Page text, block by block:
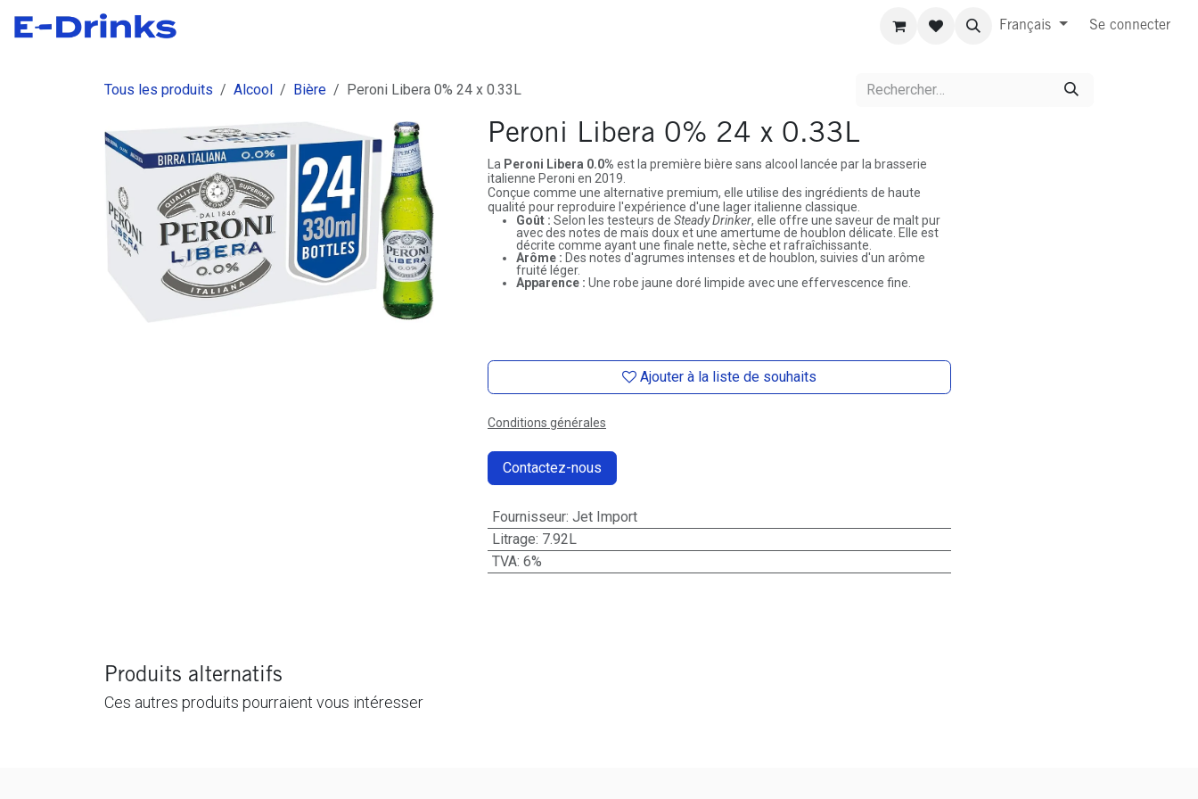
Se rendre au contenu
Français Se connecter
Tous les produits Alcool Bière Peroni Libera 0% 24 x 0.33L
Peroni Libera 0% 24 x 0.33L
La Peroni Libera 0.0% est la première bière sans alcool lancée par la brasserie
italienne Peroni en 2019.
Conçue comme une alternative premium, elle utilise des ingrédients de haute
qualité pour reproduire l'expérience d'une lager italienne classique.
Goût : Selon les testeurs de Steady Drinker, elle offre une saveur de malt pur
avec des notes de maïs doux et une amertume de houblon délicate. Elle est
décrite comme ayant une finale nette, sèche et rafraîchissante.
Arôme : Des notes d'agrumes intenses et de houblon, suivies d'un arôme
fruité léger.
Apparence : Une robe jaune doré limpide avec une effervescence fine.
Ajouter à la liste de souhaits
Conditions générales
Contactez-nous
Fournisseur: Jet Import
Litrage: 7.92L
TVA: 6%
Produits alternatifs
Ces autres produits pourraient vous intéresser